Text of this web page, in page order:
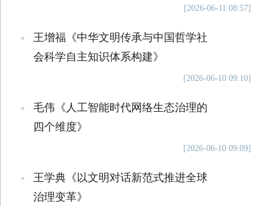
[2026-06-11 08:57]
王增福《中华文明传承与中国哲学社
会科学自主知识体系构建》
[2026-06-10 09:10]
毛伟《人工智能时代网络生态治理的
四个维度》
[2026-06-10 09:09]
王学典《以文明对话新范式推进全球
治理变革》